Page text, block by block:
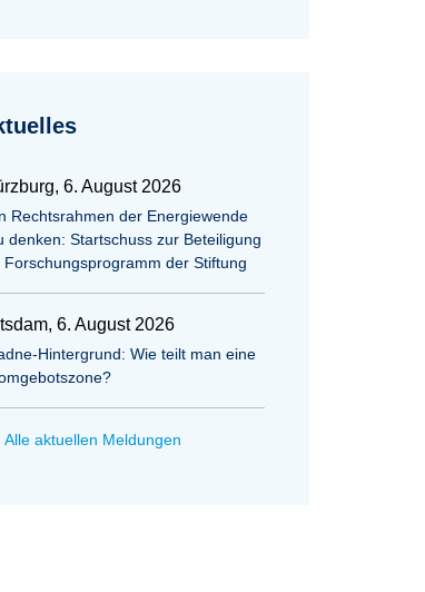
6. August 2026
Rechtsrahmen der Energiewende
denken: Startschuss zur Beteiligung
Forschungsprogramm der Stiftung
6. August 2026
Hintergrund: Wie teilt man eine
Alle aktuellen Meldungen